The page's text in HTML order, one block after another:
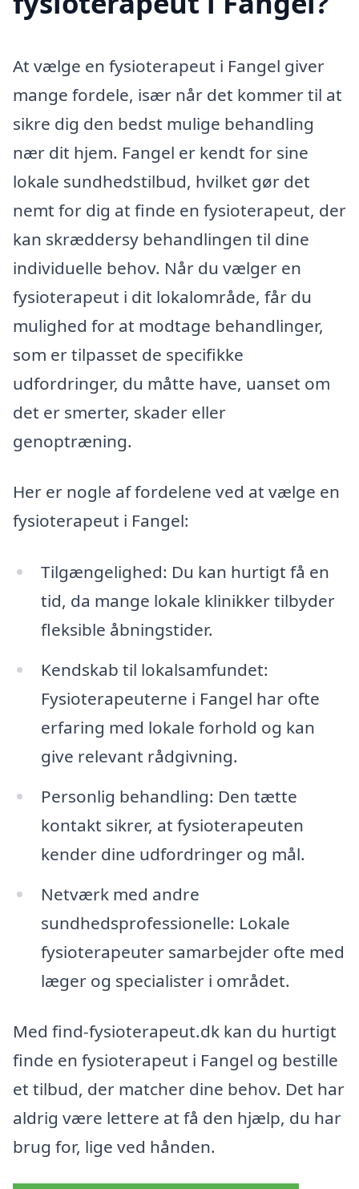
At vælge en fysioterapeut i Fangel giver
mange fordele, især når det kommer til at
sikre dig den bedst mulige behandling
nær dit hjem. Fangel er kendt for sine
lokale sundhedstilbud, hvilket gør det
nemt for dig at finde en fysioterapeut, der
kan skræddersy behandlingen til dine
individuelle behov. Når du vælger en
fysioterapeut i dit lokalområde, får du
mulighed for at modtage behandlinger,
som er tilpasset de specifikke
udfordringer, du måtte have, uanset om
det er smerter, skader eller
genoptræning.
Her er nogle af fordelene ved at vælge en
fysioterapeut i Fangel:
Tilgængelighed: Du kan hurtigt få en
tid, da mange lokale klinikker tilbyder
fleksible åbningstider.
Kendskab til lokalsamfundet:
Fysioterapeuterne i Fangel har ofte
erfaring med lokale forhold og kan
give relevant rådgivning.
Personlig behandling: Den tætte
kontakt sikrer, at fysioterapeuten
kender dine udfordringer og mål.
Netværk med andre
sundhedsprofessionelle: Lokale
fysioterapeuter samarbejder ofte med
læger og specialister i området.
Med find-fysioterapeut.dk kan du hurtigt
finde en fysioterapeut i Fangel og bestille
et tilbud, der matcher dine behov. Det har
aldrig være lettere at få den hjælp, du har
brug for, lige ved hånden.